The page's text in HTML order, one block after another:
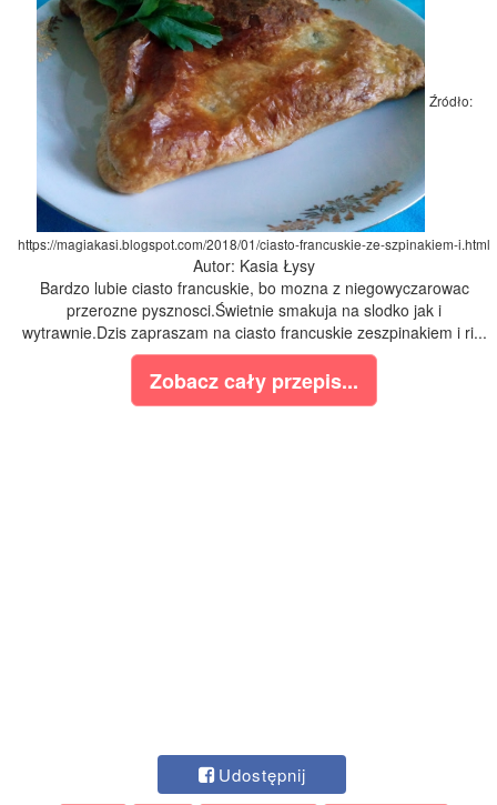
Źródło:
https://magiakasi.blogspot.com/2018/01/ciasto-francuskie-ze-szpinakiem-i.html
Autor: Kasia Łysy
Bardzo lubie ciasto francuskie, bo mozna z niegowyczarowac
przerozne pysznosci.Świetnie smakuja na slodko jak i
wytrawnie.Dzis zapraszam na ciasto francuskie zeszpinakiem i ri...
Zobacz cały przepis...
Udostępnij